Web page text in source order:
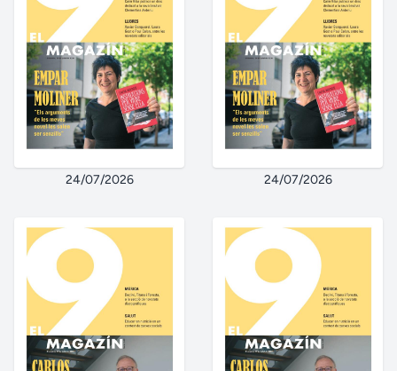
24/07/2026 24/07/2026